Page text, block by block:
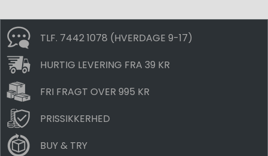
TLF. 7442 1078 (HVERDAGE 9-17)
HURTIG LEVERING FRA 39 KR
FRI FRAGT OVER 995 KR
PRISSIKKERHED
BUY & TRY